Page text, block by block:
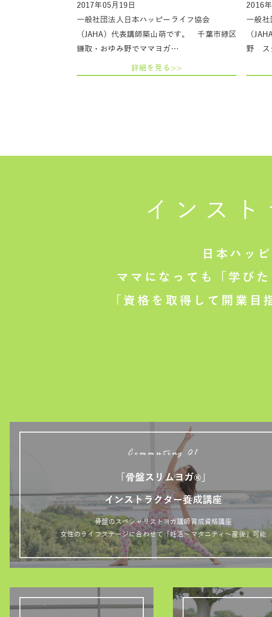
2017年05月19日
一般社団法人日本ハッピーライフ協会
（JAHA）代表講師築山萌です。 千葉市緑区
鎌取・おゆみ野でママヨガ…
詳細を見る>>
2016
一般
（
野 ス
インスト
日本ハッ
ママになっても「学びた
「資格を取得して開業目
Commuting 01
「骨盤スリムヨガ®」
インストラクター養成講座
骨盤のスペシャリストヨガ講師育成資格講座
女性のライフステージに合わせて「妊活～マタニティ～産後」可能